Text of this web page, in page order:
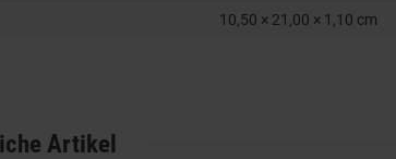
10,50 × 21,00 × 1,10 cm
Artikel